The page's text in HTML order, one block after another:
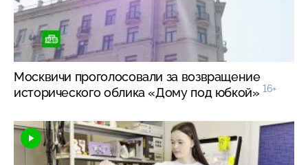
Москвичи проголосовали за возвращение
исторического облика «Дому под юбкой» 16+